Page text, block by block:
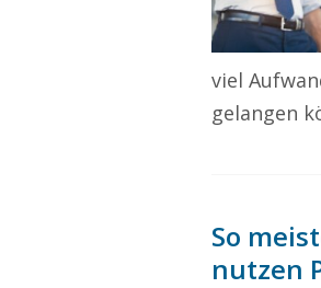
viel
gelangen
So
nutzen